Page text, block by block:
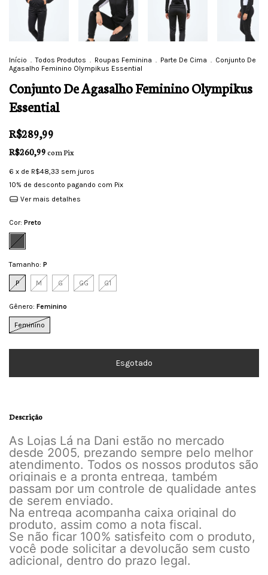
Início . Todos Produtos . Roupas Feminina . Parte De Cima . Conjunto De
Agasalho Feminino Olympikus Essential
Conjunto De Agasalho Feminino Olympikus
Essential
R$289,99
R$260,99comPix
6 x de R$48,33 sem juros
10% de desconto pagando com Pix
Ver mais detalhes
Cor: Preto
Tamanho: P
P M G GG G1
Gênero: Feminino
Feminino
Descrição
As Lojas Lá na Dani estão no mercado
desde 2005, prezando sempre pelo melhor
atendimento. Todos os nossos produtos são
originais e a pronta entrega, também
passam por um controle de qualidade antes
de serem enviado.
Na entrega acompanha caixa original do
produto, assim como a nota fiscal.
Se não ficar 100% satisfeito com o produto,
você pode solicitar a devolução sem custo
adicional, dentro do prazo legal.